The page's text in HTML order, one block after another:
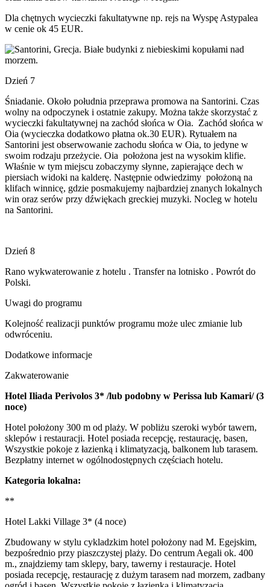
Dla chętnych wycieczki fakultatywne np. rejs na Wyspę Astypalea
w cenie ok 45 EUR.
Dzień 7
Śniadanie. Około południa przeprawa promowa na Santorini. Czas
wolny na odpoczynek i ostatnie zakupy. Można także skorzystać z
wycieczki fakultatywnej na zachód słońca w Oia. Zachód słońca w
Oia (wycieczka dodatkowo płatna ok.30 EUR). Rytuałem na
Santorini jest obserwowanie zachodu słońca w Oia, to jedyne w
swoim rodzaju przeżycie. Oia położona jest na wysokim klifie.
Właśnie w tym miejscu zobaczymy słynne, zapierające dech w
piersiach widoki na kalderę. Następnie odwiedzimy położoną na
klifach winnicę, gdzie posmakujemy najbardziej znanych lokalnych
win oraz serów przy dźwiękach greckiej muzyki. Nocleg w hotelu
na Santorini.
Dzień 8
Rano wykwaterowanie z hotelu . Transfer na lotnisko . Powrót do
Polski.
Uwagi do programu
Kolejność realizacji punktów programu może ulec zmianie lub
odwróceniu.
Dodatkowe informacje
Zakwaterowanie
Hotel Iliada Perivolos 3* /lub podobny w Perissa lub Kamari/ (3
noce)
Hotel położony 300 m od plaży. W pobliżu szeroki wybór tawern,
sklepów i restauracji. Hotel posiada recepcję, restaurację, basen,
Wszystkie pokoje z łazienką i klimatyzacją, balkonem lub tarasem.
Bezpłatny internet w ogólnodostępnych częściach hotelu.
Kategoria lokalna:
**
Hotel Lakki Village 3* (4 noce)
Zbudowany w stylu cykladzkim hotel położony nad M. Egejskim,
bezpośrednio przy piaszczystej plaży. Do centrum Aegali ok. 400
m., znajdziemy tam sklepy, bary, tawerny i restauracje. Hotel
posiada recepcję, restaurację z dużym tarasem nad morzem, zadbany